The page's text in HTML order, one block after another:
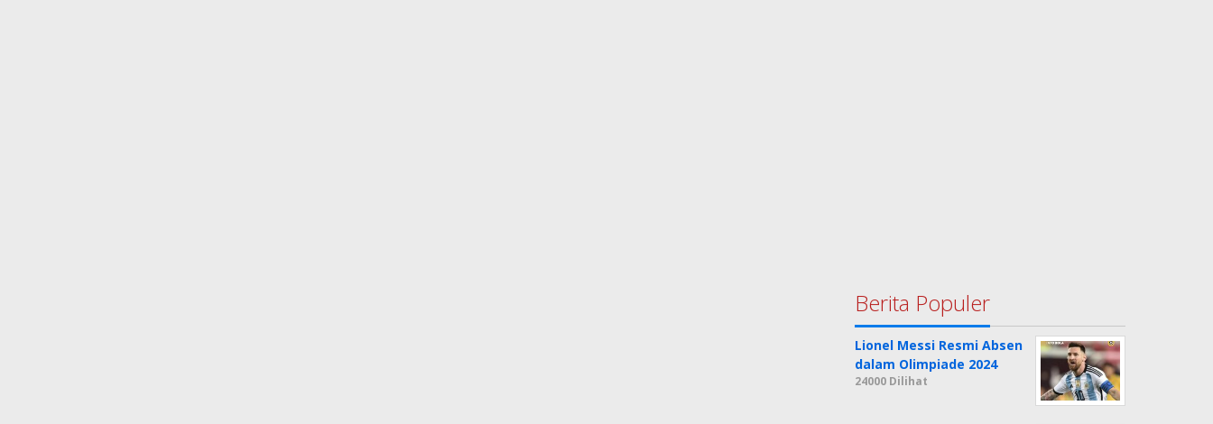
Berita Populer
Lionel Messi Resmi Absen
dalam Olimpiade 2024
24000 Dilihat